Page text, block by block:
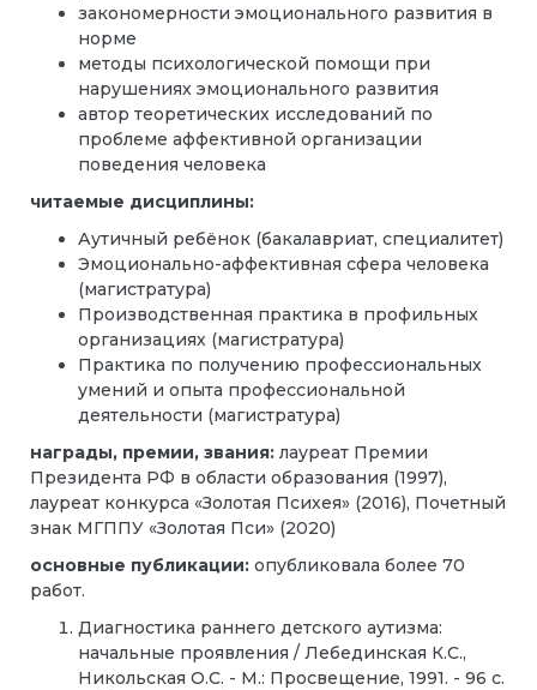
закономерности эмоционального развития в
норме
методы психологической помощи при
нарушениях эмоционального развития
автор теоретических исследований по
проблеме аффективной организации
поведения человека
читаемые дисциплины:
Аутичный ребёнок (бакалавриат, специалитет)
Эмоционально-аффективная сфера человека
(магистратура)
Производственная практика в профильных
организациях (магистратура)
Практика по получению профессиональных
умений и опыта профессиональной
деятельности (магистратура)
награды, премии, звания: лауреат Премии
Президента РФ в области образования (1997),
лауреат конкурса «Золотая Психея» (2016), Почетный
знак МГППУ «Золотая Пси» (2020)
основные публикации: опубликовала более 70
работ.
Диагностика раннего детского аутизма:
начальные проявления / Лебединская К.С.,
Никольская О.С. - М.: Просвещение, 1991. - 96 с.